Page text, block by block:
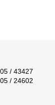
/ 43427
/ 24602